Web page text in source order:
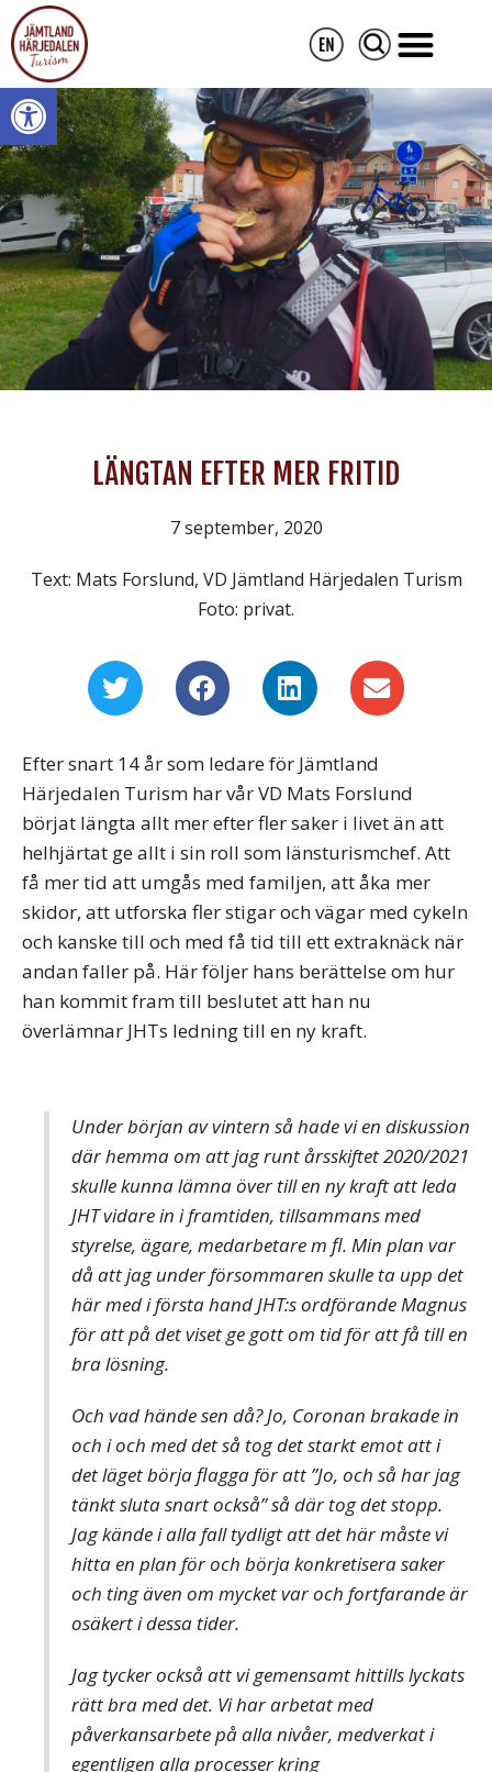
Open toolbar
LÄNGTAN EFTER MER FRITID
7 september, 2020
Text: Mats Forslund, VD Jämtland Härjedalen Turism
Foto: privat.
Efter snart 14 år som ledare för Jämtland
Härjedalen Turism har vår VD Mats Forslund
börjat längta allt mer efter fler saker i livet än att
helhjärtat ge allt i sin roll som länsturismchef. Att
få mer tid att umgås med familjen, att åka mer
skidor, att utforska fler stigar och vägar med cykeln
och kanske till och med få tid till ett extraknäck när
andan faller på. Här följer hans berättelse om hur
han kommit fram till beslutet att han nu
överlämnar JHTs ledning till en ny kraft.
Under början av vintern så hade vi en diskussion
där hemma om att jag runt årsskiftet 2020/2021
skulle kunna lämna över till en ny kraft att leda
JHT vidare in i framtiden, tillsammans med
styrelse, ägare, medarbetare m fl. Min plan var
då att jag under försommaren skulle ta upp det
här med i första hand JHT:s ordförande Magnus
för att på det viset ge gott om tid för att få till en
bra lösning.
Och vad hände sen då? Jo, Coronan brakade in
och i och med det så tog det starkt emot att i
det läget börja flagga för att ”Jo, och så har jag
tänkt sluta snart också” så där tog det stopp.
Jag kände i alla fall tydligt att det här måste vi
hitta en plan för och börja konkretisera saker
och ting även om mycket var och fortfarande är
osäkert i dessa tider.
Jag tycker också att vi gemensamt hittills lyckats
rätt bra med det. Vi har arbetat med
påverkansarbete på alla nivåer, medverkat i
egentligen alla processer kring